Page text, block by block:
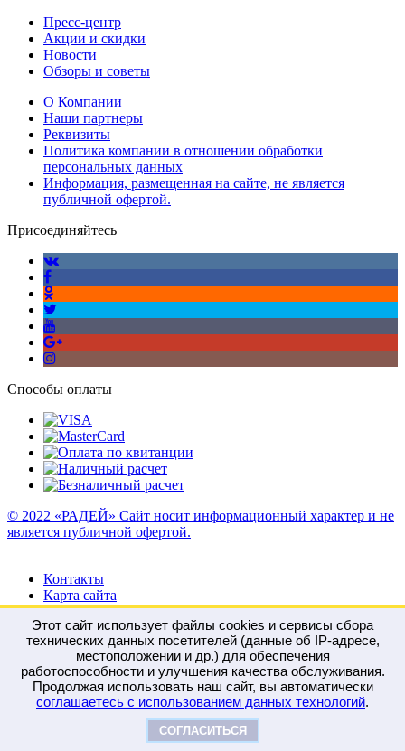
Пресс-центр
Акции и скидки
Новости
Обзоры и советы
О Компании
Наши партнеры
Реквизиты
Политика компании в отношении обработки
персональных данных
Информация, размещенная на сайте, не является
публичной офертой.
Присоединяйтесь
Способы оплаты
© 2022 «РАДЕЙ» Сайт носит информационный характер и не
является публичной офертой.
Контакты
Карта сайта
Войти
Регистрация
Сравнение 0
Отложенные 0
руб.
Этот сайт использует файлы cookies и сервисы сбора
технических данных посетителей (данные об IP-адресе,
местоположении и др.) для обеспечения
работоспособности и улучшения качества обслуживания.
Продолжая использовать наш сайт, вы автоматически
соглашаетесь с использованием данных технологий.
СОГЛАСИТЬСЯ